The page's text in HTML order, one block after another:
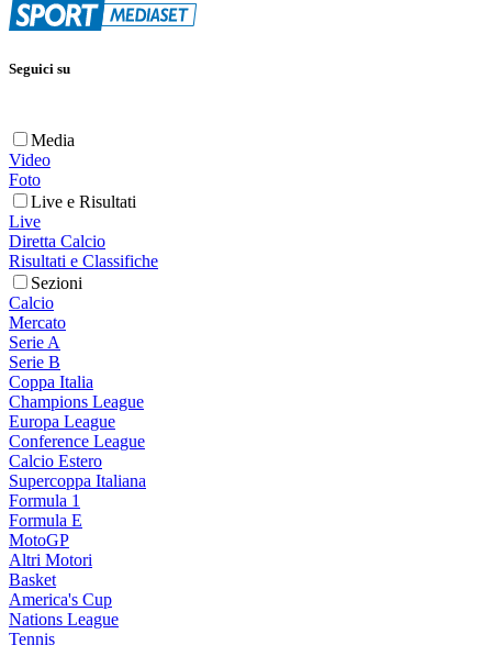
Seguici su
Media
Video
Foto
Live e Risultati
Live
Diretta Calcio
Risultati e Classifiche
Sezioni
Calcio
Mercato
Serie A
Serie B
Coppa Italia
Champions League
Europa League
Conference League
Calcio Estero
Supercoppa Italiana
Formula 1
Formula E
MotoGP
Altri Motori
Basket
America's Cup
Nations League
Tennis